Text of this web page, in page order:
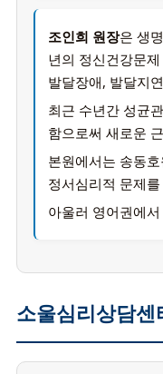
조인희 원장은 생
년의 정신건강문
발달장애, 발달지
최근 수년간 성균
함으로써 새로운
본원에서는 송동
정서심리적 문제
아울러 영어권에
소울심리상담센